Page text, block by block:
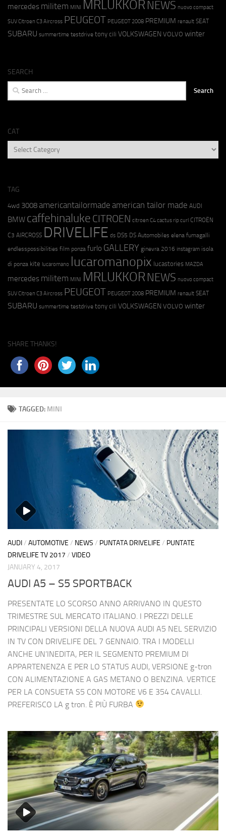
TAGGED: MINI
AUDI/ AUTOMOTIVE / NEWS / PUNTATA DRIVELIFE / PUNTATE
DRIVELIFE TV 2017 / VIDEO
JANUARY 4, 2017
AUDI A5 – S5 SPORTBACK
PRESENTATE LO SCORSO ANNO ARRIVANO IN QUESTO
TRIMESTRE SUL MERCATO ITALIANO. I PREZZI DELLE
PRINCIPALI VERSIONI DELLA NUOVA AUDI A5 NEL SERVIZIO
IN TV CON DRIVELIFE DEL 7 GENNAIO. TRA I MODELLI
ANCHE UN’INEDITA, PER IL SEGMENTO PREMIUM DI
APPARTENENZA E PER LO STATUS AUDI, VERSIONE g-tron
CON ALIMENTAZIONE A GAS METANO O BENZINA. VERTICE
PER LA CONSUETA S5 CON MOTORE V6 E 354 CAVALLI.
PREFERISCO LA g tron. È PIÙ FURBA
mercedes militem MINI MRLUKKOR NEWS nuovo compact
SUV Citroen C3 Aircross PEUGEOT PEUGEOT 2008 PREMIUM renault SEAT
SUBARU summertime testdrive tony cili VOLKSWAGEN VOLVO winter
SEARCH
Search
for:
CAT
CAT
TAG
4wd 3008americantailormade american tailor made AUDI
BMW caffehinaluke CITROEN citroen C4 cactus rip curl CITROËN
C3 AIRCROSS DRIVELIFE ds DS5 DS Automobiles elena fumagalli
endlesspossibilities film ponza furlo GALLERY ginevra 2016 instagram isola
di ponza kite lucaromano lucaromanopix lucastories MAZDA
mercedes militem MINI MRLUKKOR NEWS nuovo compact
SUV Citroen C3 Aircross PEUGEOT PEUGEOT 2008 PREMIUM renault SEAT
SUBARU summertime testdrive tony cili VOLKSWAGEN VOLVO winter
SHARE THANKS!